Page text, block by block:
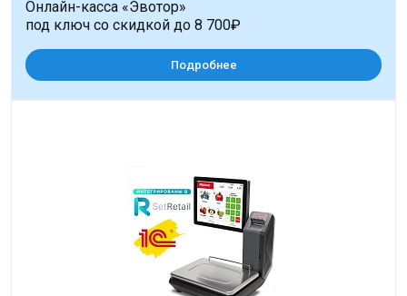
Онлайн-касса «Эвотор»
под ключ со скидкой до 8 700₽
Подробнее